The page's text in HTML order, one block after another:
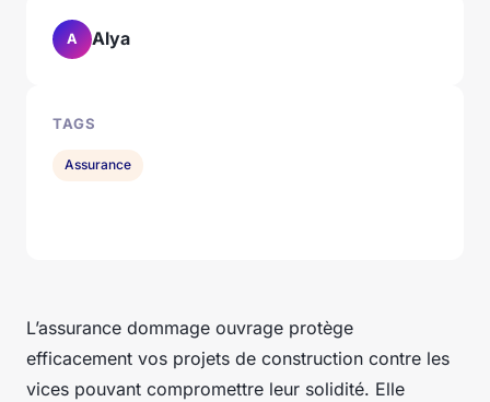
L’assurance dommage ouvrage protège
efficacement vos projets de construction contre les
vices pouvant compromettre leur solidité. Elle
A Alya
TAGS
Assurance